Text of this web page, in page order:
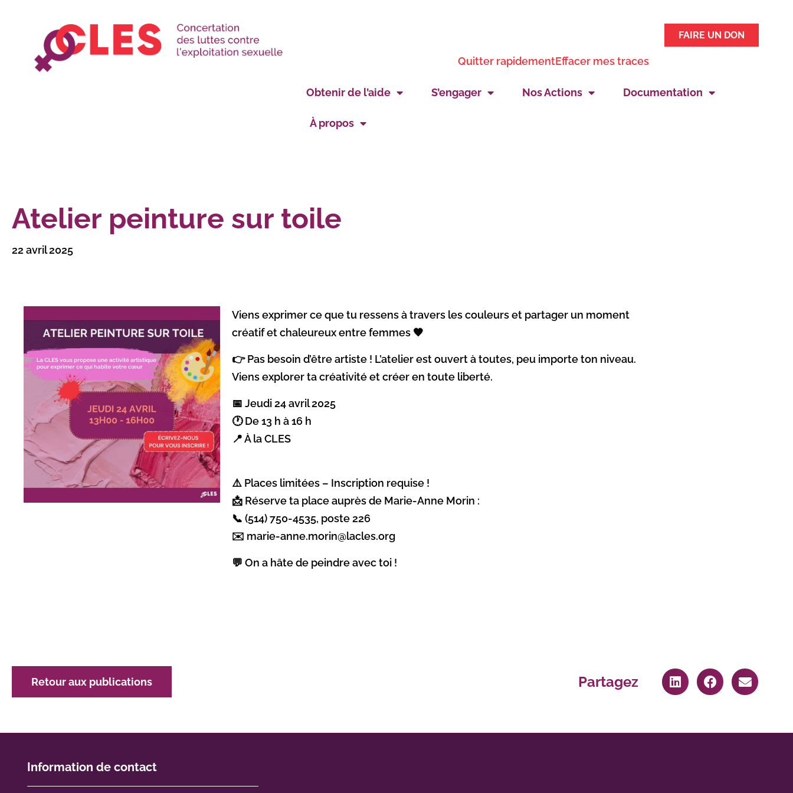
FAIRE UN DON
Quitter rapidementEffacer mes traces
Obtenir de l’aide S’engager Nos Actions Documentation
À propos
Atelier peinture sur toile
22 avril 2025
Viens exprimer ce que tu ressens à travers les couleurs et partager un moment
créatif et chaleureux entre femmes 🧡
👉 Pas besoin d’être artiste ! L’atelier est ouvert à toutes, peu importe ton niveau.
Viens explorer ta créativité et créer en toute liberté.
📅 Jeudi 24 avril 2025
🕐 De 13 h à 16 h
📍 À la CLES
⚠️ Places limitées – Inscription requise !
📩 Réserve ta place auprès de Marie-Anne Morin :
📞 (514) 750-4535, poste 226
✉️ marie-anne.morin@lacles.org
💬 On a hâte de peindre avec toi !
Retour aux publications Partagez
Information de contact